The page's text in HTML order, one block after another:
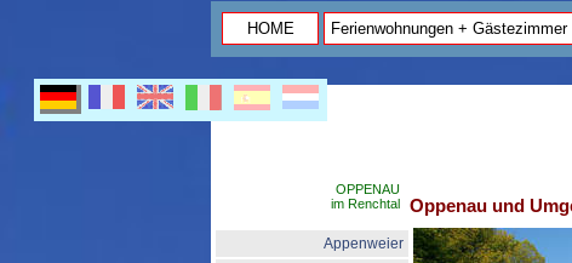
HOME Ferienwohnungen + Gästezimmer
OPPENAU
im Renchtal
Appenweier
Oppenau und